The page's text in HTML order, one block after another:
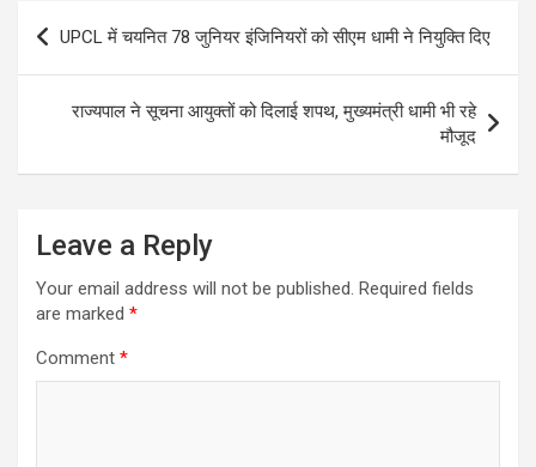
Post
navigation
UPCL में चयनित 78 जुनियर इंजिनियरों को सीएम धामी ने नियुक्ति दिए
राज्यपाल ने सूचना आयुक्तों को दिलाई शपथ, मुख्यमंत्री धामी भी रहे
मौजूद
Leave a Reply
Your email address will not be published. Required fields
are marked *
Comment *